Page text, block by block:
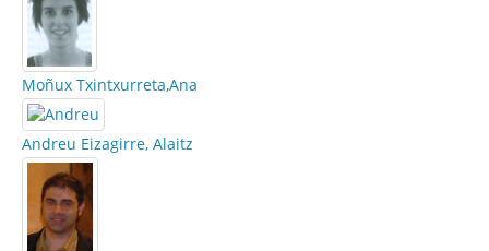
Moñux Txintxurreta,Ana
Andreu Eizagirre, Alaitz